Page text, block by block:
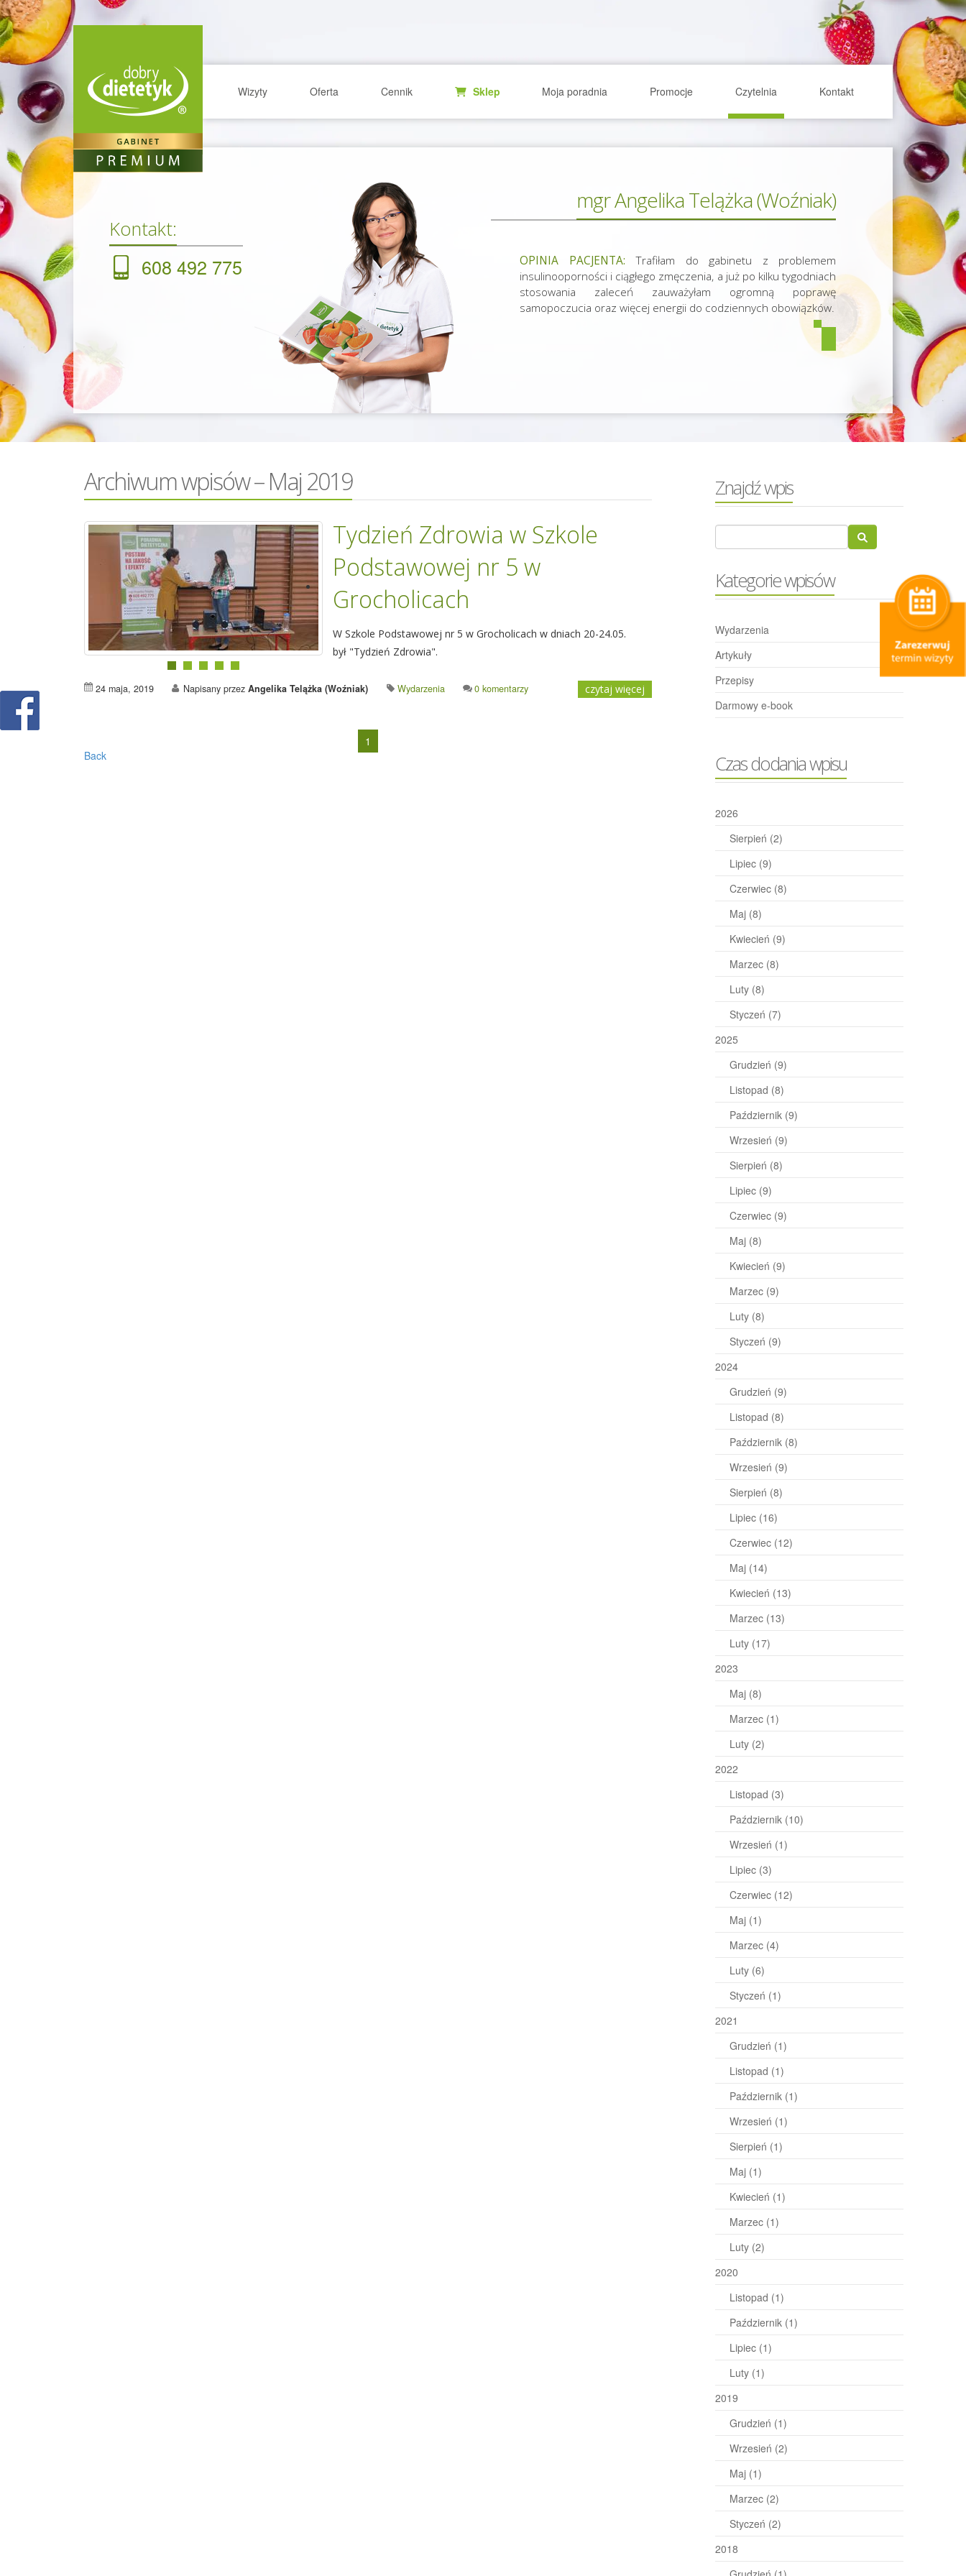
Wizyty Oferta Cennik Sklep Moja poradnia Promocje Czytelnia Kontakt
Kontakt:
608 492 775
mgr Angelika Telążka (Woźniak)
OPINIA PACJENTA: Trafiłam do gabinetu z problemem
insulinooporności i ciągłego zmęczenia, a już po kilku tygodniach
stosowania zaleceń zauważyłam ogromną poprawę
samopoczucia oraz więcej energii do codziennych obowiązków.
Archiwum wpisów – Maj 2019
Tydzień Zdrowia w Szkole
Podstawowej nr 5 w
Grocholicach
W Szkole Podstawowej nr 5 w Grocholicach w dniach 20-24.05.
był "Tydzień Zdrowia".
24 maja, 2019 Napisany przez Angelika Telążka (Woźniak) Wydarzenia 0 komentarzy czytaj więcej
1
Back
Znajdź wpis
Kategorie wpisów
Wydarzenia
Artykuły
Przepisy
Darmowy e-book
Czas dodania wpisu
2026
Sierpień (2)
Lipiec (9)
Czerwiec (8)
Maj (8)
Kwiecień (9)
Marzec (8)
Luty (8)
Styczeń (7)
2025
Grudzień (9)
Listopad (8)
Październik (9)
Wrzesień (9)
Sierpień (8)
Lipiec (9)
Czerwiec (9)
Maj (8)
Kwiecień (9)
Marzec (9)
Luty (8)
Styczeń (9)
2024
Grudzień (9)
Listopad (8)
Październik (8)
Wrzesień (9)
Sierpień (8)
Lipiec (16)
Czerwiec (12)
Maj (14)
Kwiecień (13)
Marzec (13)
Luty (17)
2023
Maj (8)
Marzec (1)
Luty (2)
2022
Listopad (3)
Październik (10)
Wrzesień (1)
Lipiec (3)
Czerwiec (12)
Maj (1)
Marzec (4)
Luty (6)
Styczeń (1)
2021
Grudzień (1)
Listopad (1)
Październik (1)
Wrzesień (1)
Sierpień (1)
Maj (1)
Kwiecień (1)
Marzec (1)
Luty (2)
2020
Listopad (1)
Październik (1)
Lipiec (1)
Luty (1)
2019
Grudzień (1)
Wrzesień (2)
Maj (1)
Marzec (2)
Styczeń (2)
2018